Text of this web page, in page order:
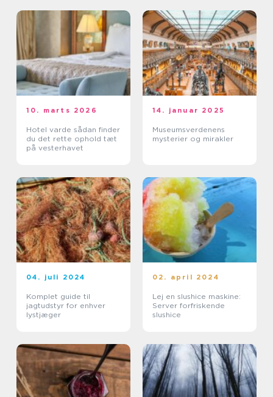
10. marts 2026
Hotel varde sådan finder
du det rette ophold tæt
på vesterhavet
14. januar 2025
Museumsverdenens
mysterier og mirakler
04. juli 2024
Komplet guide til
jagtudstyr for enhver
lystjæger
02. april 2024
Lej en slushice maskine:
Server forfriskende
slushice